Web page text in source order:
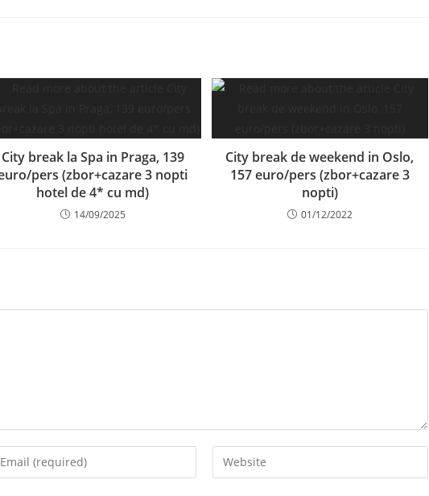
City break la Spa in Praga, 139
pers (zbor+cazare 3 nopti
hotel de 4* cu md)
14/09/2025
City break de weekend in Oslo,
157 euro/pers (zbor+cazare 3
nopti)
01/12/2022
Enter
your